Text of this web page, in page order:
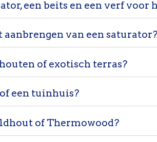
een beits en een verf voor
van een saturator?
of exotisch terras?
een tuinhuis?
of Thermowood?